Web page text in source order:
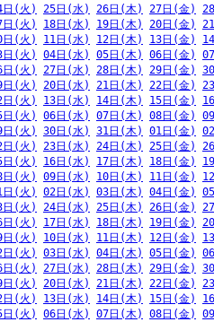
日(火) 25日(水) 26日(木) 27日(金)
日(火) 18日(水) 19日(木) 20日(金)
日(火) 11日(水) 12日(木) 13日(金)
日(火) 04日(水) 05日(木) 06日(金)
日(火) 27日(水) 28日(木) 29日(金)
日(火) 20日(水) 21日(木) 22日(金)
日(火) 13日(水) 14日(木) 15日(金)
日(火) 06日(水) 07日(木) 08日(金)
日(火) 30日(水) 31日(木) 01日(金)
日(火) 23日(水) 24日(木) 25日(金)
日(火) 16日(水) 17日(木) 18日(金)
日(火) 09日(水) 10日(木) 11日(金)
日(火) 02日(水) 03日(木) 04日(金)
日(火) 24日(水) 25日(木) 26日(金)
日(火) 17日(水) 18日(木) 19日(金)
日(火) 10日(水) 11日(木) 12日(金)
日(火) 03日(水) 04日(木) 05日(金)
日(火) 27日(水) 28日(木) 29日(金)
日(火) 20日(水) 21日(木) 22日(金)
日(火) 13日(水) 14日(木) 15日(金)
日(火) 06日(水) 07日(木) 08日(金)